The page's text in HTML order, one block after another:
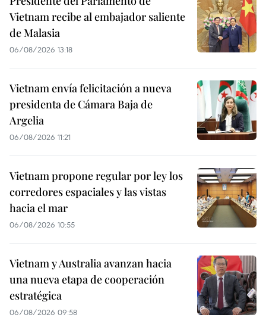
Vietnam recibe al embajador saliente
de Malasia
06/08/2026 13:18
Vietnam envía felicitación a nueva
presidenta de Cámara Baja de
Argelia
06/08/2026 11:21
Vietnam propone regular por ley los
corredores espaciales y las vistas
hacia el mar
06/08/2026 10:55
Vietnam y Australia avanzan hacia
una nueva etapa de cooperación
estratégica
06/08/2026 09:58